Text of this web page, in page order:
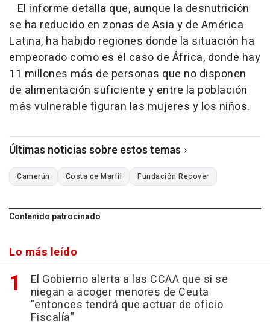
El informe detalla que, aunque la desnutrición
se ha reducido en zonas de Asia y de América
Latina, ha habido regiones donde la situación ha
empeorado como es el caso de África, donde hay
11 millones más de personas que no disponen
de alimentación suficiente y entre la población
más vulnerable figuran las mujeres y los niños.
Últimas noticias sobre estos temas
Camerún Costa de Marfil Fundación Recover
Contenido patrocinado
Lo más leído
El Gobierno alerta a las CCAA que si se
niegan a acoger menores de Ceuta
"entonces tendrá que actuar de oficio
Fiscalía"